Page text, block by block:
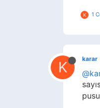
K 1
K karar